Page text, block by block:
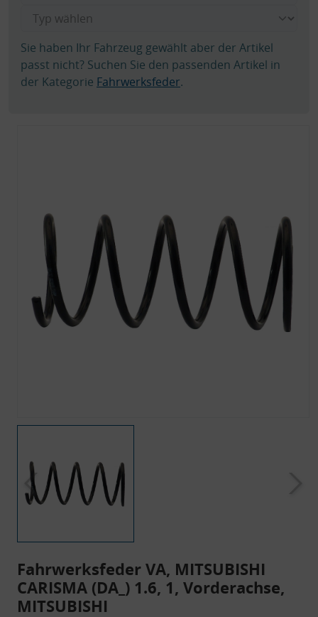
Sie haben Ihr Fahrzeug gewählt aber der Artikel
passt nicht? Suchen Sie den passenden Artikel in
der Kategorie Fahrwerksfeder.
Fahrwerksfeder VA, MITSUBISHI
CARISMA (DA_) 1.6, 1, Vorderachse,
MITSUBISHI